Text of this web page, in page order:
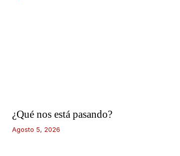
¿Qué nos está pasando?
Agosto 5, 2026